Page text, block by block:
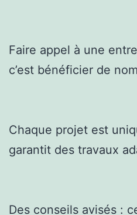
Faire appel à une
c’est bénéficier de
Chaque projet est
garantit des travaux
Des conseils avisés :